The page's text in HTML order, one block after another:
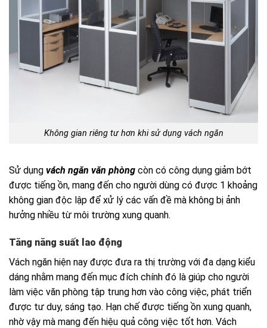
Không gian riêng tư hơn khi sử dụng vách ngăn
Sử dụng vách ngăn văn phòng còn có công dụng giảm bớt
được tiếng ồn, mang đến cho người dùng có được 1 khoảng
không gian độc lập để xử lý các vấn đề mà không bị ảnh
hưởng nhiều từ môi trường xung quanh.
Tăng năng suất lao động
Vách ngăn hiện nay được đưa ra thị trường với đa dạng kiểu
dáng nhằm mang đến mục đích chính đó là giúp cho người
làm việc văn phòng tập trung hơn vào công việc, phát triển
được tư duy, sáng tạo. Hạn chế được tiếng ồn xung quanh,
nhờ vậy mà mang đến hiệu quả công việc tốt hơn. Vách